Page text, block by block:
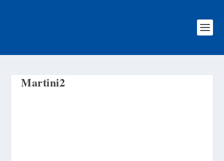
Martini2